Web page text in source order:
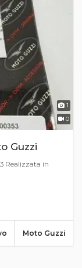
1
0
Guzzi
Realizzata in
Moto Guzzi